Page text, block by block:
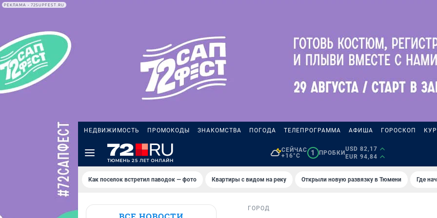
РЕКЛАМА • 72SUPFEST.RU
НЕДВИЖИМОСТЬ ПРОМОКОДЫ ЗНАКОМСТВА ПОГОДА ТЕЛЕПРОГРАММА АФИША ГОРОСКОП
СЕЙЧАС
+16°C
1 ПРОБКИ
USD 82,17
EUR 94,84
Как поселок встретил паводок — фото Квартиры с видом на реку Открыли новую развязку в Тюмени Где
ГОРОД